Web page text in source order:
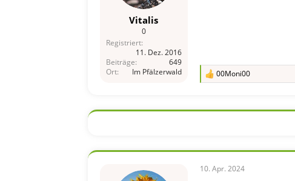
Vitalis
0
Registriert
11. Dez. 2016
Beiträge
649
Ort
Im Pfälzerwald
R
e
n
:
00Moni00
10. Apr. 2024